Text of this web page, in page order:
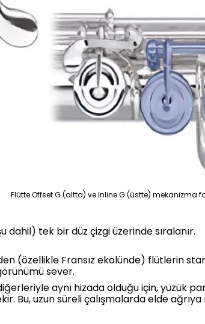
Flütte Offset G (altta) ve Inline G (üstte) mekanizma
tek bir düz çizgi üzerinde sıralanır.
(özellikle Fransız ekolünde) flütlerin
sever.
aynı hizada olduğu için, yüzük
Bu, uzun süreli çalışmalarda elde